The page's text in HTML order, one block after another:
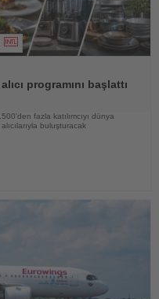
programını başlattı
fazla katılımcıyı dünya
buluşturacak